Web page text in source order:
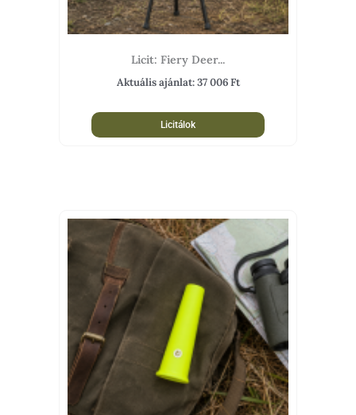
Licit: Fiery Deer...
Aktuális ajánlat:37 006Ft
Licitálok